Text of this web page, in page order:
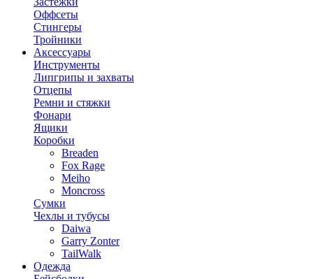
Оффсеты
Стингеры
Тройники
Аксессуары
Инструменты
Липгрипы и захваты
Отцепы
Ремни и стяжки
Фонари
Ящики
Коробки
Breaden
Fox Rage
Meiho
Moncross
Сумки
Чехлы и тубусы
Daiwa
Garry Zonter
TailWalk
Одежда